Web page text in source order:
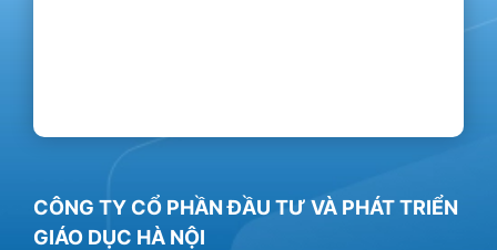
CÔNG TY CỔ PHẦN ĐẦU TƯ VÀ PHÁT TRIỂN
GIÁO DỤC HÀ NỘI